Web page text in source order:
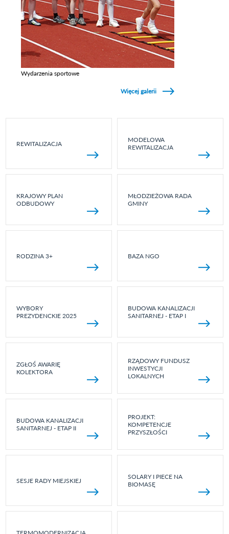
Wydarzenia sportowe
Więcej galerii
REWITALIZACJA
MODELOWA
REWITALIZACJA
KRAJOWY PLAN
ODBUDOWY
MŁODZIEŻOWA RADA
GMINY
RODZINA 3+ BAZA NGO
WYBORY
PREZYDENCKIE 2025
BUDOWA KANALIZACJI
SANITARNEJ - ETAP I
ZGŁOŚ AWARIĘ
KOLEKTORA
RZĄDOWY FUNDUSZ
INWESTYCJI
LOKALNYCH
BUDOWA KANALIZACJI
SANITARNEJ - ETAP II
PROJEKT:
KOMPETENCJE
PRZYSZŁOŚCI
SESJE RADY MIEJSKIEJ
SOLARY I PIECE NA
BIOMASĘ